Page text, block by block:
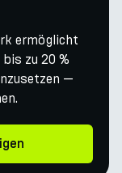
ermöglicht
zu 20 %
—